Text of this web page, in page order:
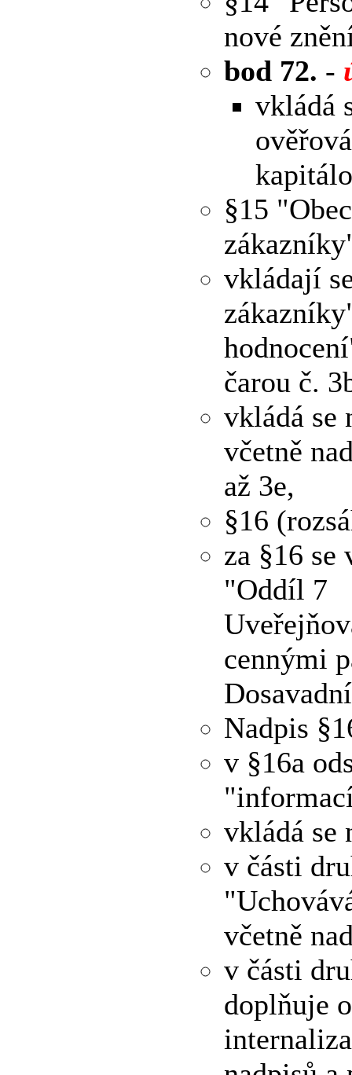
nové
bod 72. -
vkládá
§15
vkládají
čarou č.
vkládá se
včetně
až 3e,
§16
za §16 se
"Oddíl 7
cennými
Nadpis
v §16a
vkládá se
v části
včetně
v části
doplňuje